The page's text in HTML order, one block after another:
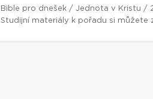
Bible pro dnešek / Jednota v Kristu /
Studijní materiály k pořadu si můžete